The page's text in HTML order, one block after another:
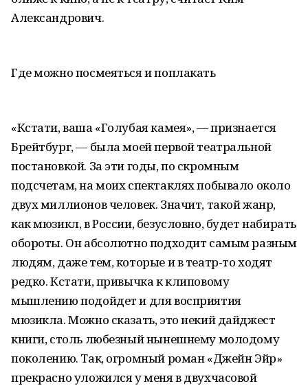
Александрович.
Где можно посмеяться и поплакать
«Кстати, ваша «Голубая камея», — признается
Брейтбург, — была моей первой театральной
постановкой. За эти годы, по скромным
подсчетам, на моих спектаклях побывало около
двух миллионов человек. Значит, такой жанр,
как мюзикл, в России, безусловно, будет набирать
обороты. Он абсолютно подходит самым разным
людям, даже тем, которые и в театр-то ходят
редко. Кстати, привычка к клиповому
мышлению подойдет и для восприятия
мюзикла. Можно сказать, это некий дайджест
книги, столь любезный нынешнему молодому
поколению. Так, огромный роман «Джейн Эйр»
прекрасно уложился у меня в двухчасовой